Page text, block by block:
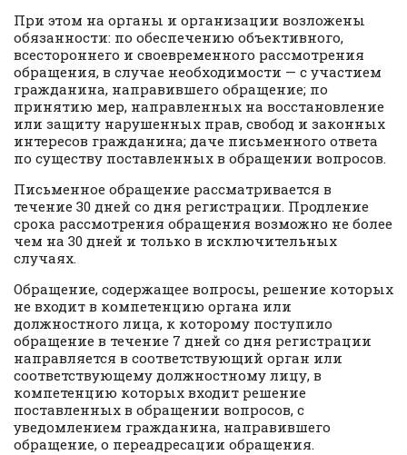
При этом на органы и организации возложены
обязанности: по обеспечению объективного,
всестороннего и своевременного рассмотрения
обращения, в случае необходимости — с участием
гражданина, направившего обращение; по
принятию мер, направленных на восстановление
или защиту нарушенных прав, свобод и законных
интересов гражданина; даче письменного ответа
по существу поставленных в обращении вопросов.
Письменное обращение рассматривается в
течение 30 дней со дня регистрации. Продление
срока рассмотрения обращения возможно не более
чем на 30 дней и только в исключительных
случаях.
Обращение, содержащее вопросы, решение которых
не входит в компетенцию органа или
должностного лица, к которому поступило
обращение в течение 7 дней со дня регистрации
направляется в соответствующий орган или
соответствующему должностному лицу, в
компетенцию которых входит решение
поставленных в обращении вопросов, с
уведомлением гражданина, направившего
обращение, о переадресации обращения.